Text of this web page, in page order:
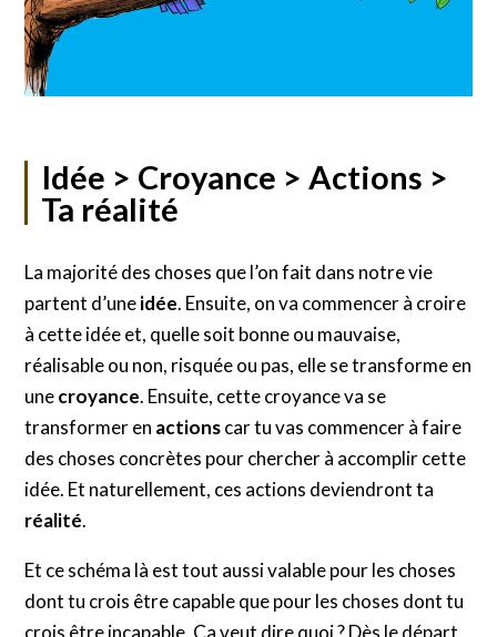
Idée > Croyance > Actions >
Ta réalité
La majorité des choses que l’on fait dans notre vie
partent d’uneidée. Ensuite, on va commencer à croire
à cette idée et, quelle soit bonne ou mauvaise,
réalisable ou non, risquée ou pas, elle se transforme en
unecroyance. Ensuite, cette croyance va se
transformer en actionscar tu vas commencer à faire
des choses concrètes pour chercher à accomplir cette
idée. Et naturellement, ces actions deviendront ta
réalité.
Et ce schéma là est tout aussi valable pour les choses
dont tu crois être capable que pour les choses dont tu
crois être incapable. Ça veut dire quoi ? Dès le départ,